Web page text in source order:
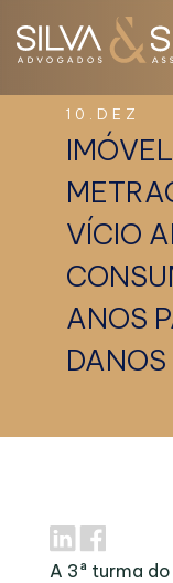
10.DEZ
VÍCIO
ANOS
DANOS
A 3ª turma